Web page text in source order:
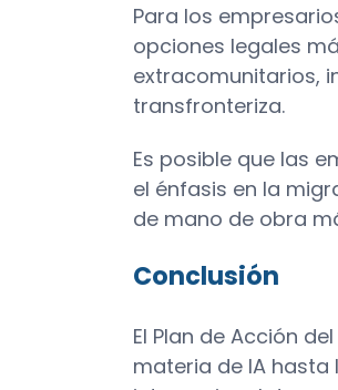
Para los
opciones legales
extracomunitarios,
transfronteriza.
Es posible que las
el énfasis en la
de mano de obra
Conclusión
El Plan de Acción
materia de IA